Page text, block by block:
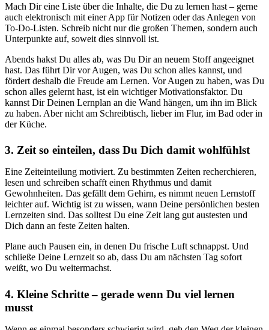
Mach Dir eine Liste über die Inhalte, die Du zu lernen hast – gerne
auch elektronisch mit einer App für Notizen oder das Anlegen von
To-Do-Listen. Schreib nicht nur die großen Themen, sondern auch
Unterpunkte auf, soweit dies sinnvoll ist.
Abends hakst Du alles ab, was Du Dir an neuem Stoff angeeignet
hast. Das führt Dir vor Augen, was Du schon alles kannst, und
fördert deshalb die Freude am Lernen. Vor Augen zu haben, was Du
schon alles gelernt hast, ist ein wichtiger Motivationsfaktor. Du
kannst Dir Deinen Lernplan an die Wand hängen, um ihn im Blick
zu haben. Aber nicht am Schreibtisch, lieber im Flur, im Bad oder in
der Küche.
3. Zeit so einteilen, dass Du Dich damit wohlfühlst
Eine Zeiteinteilung motiviert. Zu bestimmten Zeiten recherchieren,
lesen und schreiben schafft einen Rhythmus und damit
Gewohnheiten. Das gefällt dem Gehirn, es nimmt neuen Lernstoff
leichter auf. Wichtig ist zu wissen, wann Deine persönlichen besten
Lernzeiten sind. Das solltest Du eine Zeit lang gut austesten und
Dich dann an feste Zeiten halten.
Plane auch Pausen ein, in denen Du frische Luft schnappst. Und
schließe Deine Lernzeit so ab, dass Du am nächsten Tag sofort
weißt, wo Du weitermachst.
4. Kleine Schritte – gerade wenn Du viel lernen
musst